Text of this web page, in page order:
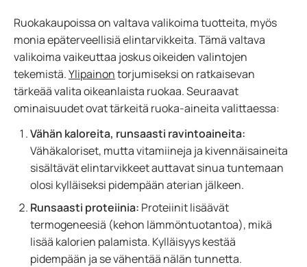
Ruokakaupoissa on valtava valikoima tuotteita, myös
monia epäterveellisiä elintarvikkeita. Tämä valtava
valikoima vaikeuttaa joskus oikeiden valintojen
tekemistä.Ylipainontorjumiseksi on ratkaisevan
tärkeää valita oikeanlaista ruokaa. Seuraavat
ominaisuudet ovat tärkeitä ruoka-aineita valittaessa:
Vähän kaloreita, runsaasti ravintoaineita:
Vähäkaloriset, mutta vitamiineja ja kivennäisaineita
sisältävät elintarvikkeet auttavat sinua tuntemaan
olosi kylläiseksi pidempään aterian jälkeen.
Runsaasti proteiinia: Proteiinit lisäävät
termogeneesiä (kehon lämmöntuotantoa), mikä
lisää kalorien palamista. Kylläisyys kestää
pidempään ja se vähentää nälän tunnetta.